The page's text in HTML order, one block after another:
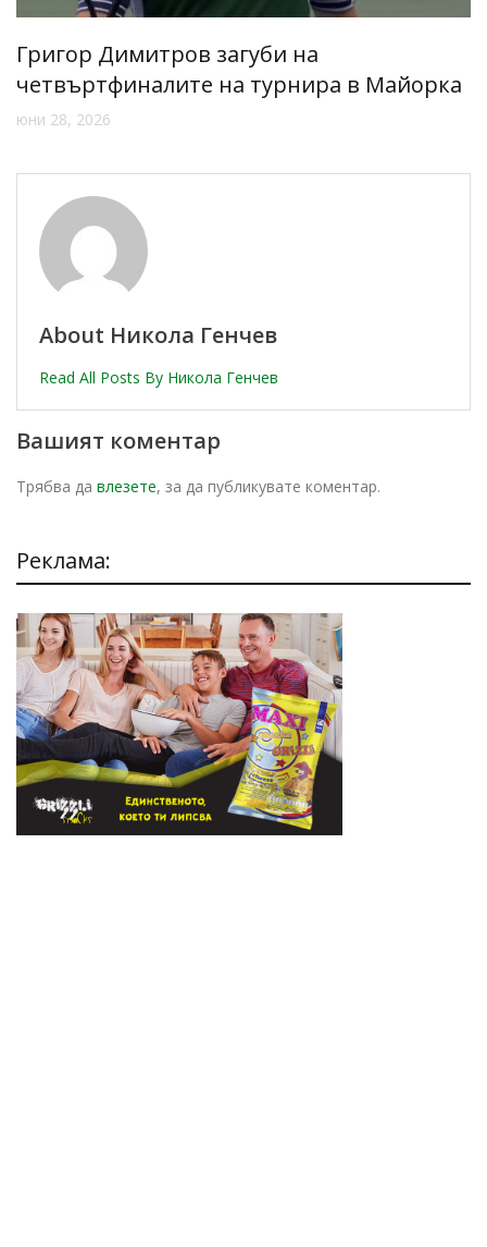
Григор Димитров загуби на
четвъртфиналите на турнира в Майорка
юни 28, 2026
About Никола Генчев
Read All Posts By Никола Генчев
Вашият коментар
Трябва да влезете, за да публикувате коментар.
Реклама: